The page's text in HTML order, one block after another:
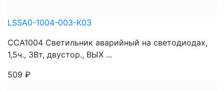
LSSA0-1004-003-K03
ССА1004 Светильник аварийный на светодиодах,
1,5ч., 3Вт, двустор., ВЫХ ...
509 ₽